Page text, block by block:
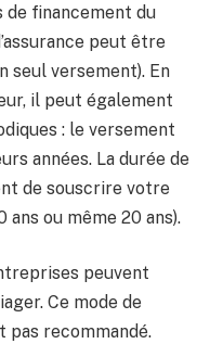
financement du
peut être
seul versement). En
il peut également
: le versement
années. La durée de
de souscrire votre
ans ou même 20 ans).
peuvent
Ce mode de
pas recommandé.